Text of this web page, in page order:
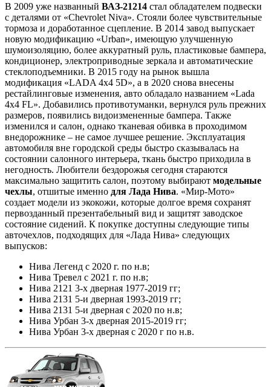
В 2009 уже названный ВАЗ-21214 стал обладателем подвески
с деталями от «Chevrolet Niva». Стояли более чувствительные
тормоза и доработанное сцепление. В 2014 завод выпускает
новую модификацию «Urban», имеющую улучшенную
шумоизоляцию, более аккуратный руль, пластиковые бампера,
кондиционер, электроприводные зеркала и автоматические
стеклоподъемники. В 2015 году на рынок вышла
модификация «LADA 4x4 5D», а в 2020 снова внесены
рестайлинговые изменения, авто обладало названием «Lada
4x4 FL». Добавились противотуманки, вернулся руль прежних
размеров, появились видоизмененные бампера. Также
изменился и салон, однако тканевая обивка в проходимом
внедорожнике – не самое лучшее решение. Эксплуатация
автомобиля вне городской среды быстро сказывалась на
состоянии салонного интерьера, ткань быстро приходила в
негодность. Любители бездорожья сегодня стараются
максимально защитить салон, поэтому выбирают модельные
чехлы, отшитые именно для Лада Нива. «Мир-Мото»
создает модели из экокожи, которые долгое время сохранят
первозданный презентабельный вид и защитят заводское
состояние сидений. К покупке доступны следующие типы
авточехлов, подходящих для «Лада Нива» следующих
выпусков:
Нива Легенд с 2020 г. по н.в;
Нива Тревел с 2021 г. по н.в;
Нива 2121 3-х дверная 1977-2019 гг;
Нива 2131 5-и дверная 1993-2019 гг;
Нива 2131 5-и дверная с 2020 по н.в;
Нива Урбан 3-х дверная 2015-2019 гг;
Нива Урбан 3-х дверная с 2020 г по н.в.